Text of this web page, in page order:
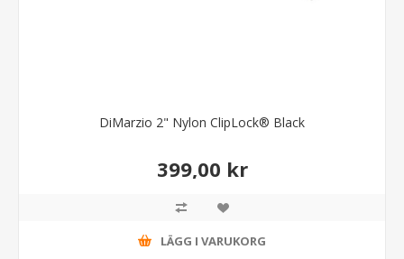
DiMarzio 2" Nylon ClipLock® Black
399,00 kr
LÄGG I VARUKORG